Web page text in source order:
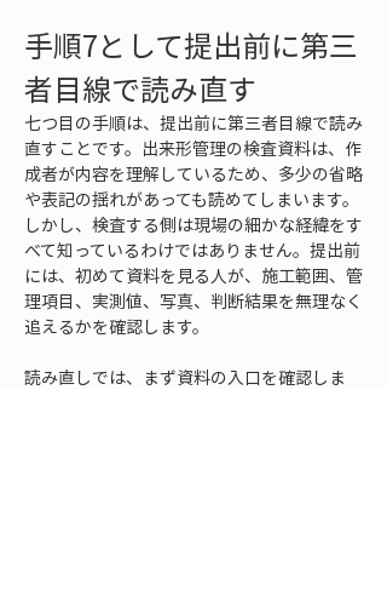
手順7として提出前に第三
者目線で読み直す
七つ目の手順は、提出前に第三者目線で読み
直すことです。出来形管理の検査資料は、作
成者が内容を理解しているため、多少の省略
や表記の揺れがあっても読めてしまいます。
しかし、検査する側は現場の細かな経緯をす
べて知っているわけではありません。提出前
には、初めて資料を見る人が、施工範囲、管
理項目、実測値、写真、判断結果を無理なく
追えるかを確認します。
読み直しでは、まず資料の入口を確認しま